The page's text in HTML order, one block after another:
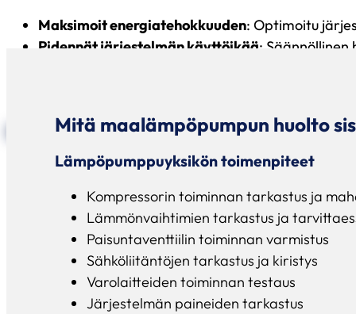
Maksimoit energiatehokkuuden: Optimoitu
Pidennät järjestelmän käyttöikää:
Tilaa huolto nyt
Mitä maalämpöpumpun huolto
Lämpöpumppuyksikön toimenpiteet
Kompressorin toiminnan tarkastus ja
Lämmönvaihtimien tarkastus ja
Paisuntaventtiilin toiminnan varmistus
Sähköliitäntöjen tarkastus ja kiristys
Varolaitteiden toiminnan testaus
Järjestelmän paineiden tarkastus